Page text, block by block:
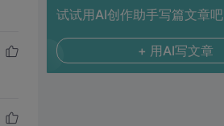
试试用AI创作助手写篇文章吧
+ 用AI写文章